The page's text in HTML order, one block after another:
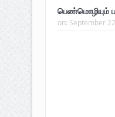
பெண்மொழியும்
on: September